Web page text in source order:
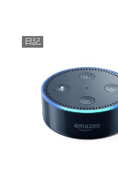
日記